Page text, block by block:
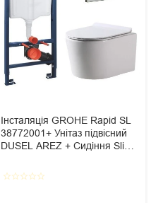
Інсталяція GROHE Rapid SL
38772001+ Унітаз підвісний
DUSEL AREZ + Сидіння Slim
Grohe Skate Cosmopolitan
star_borderstar_borderstar_borderstar_borderstar_border